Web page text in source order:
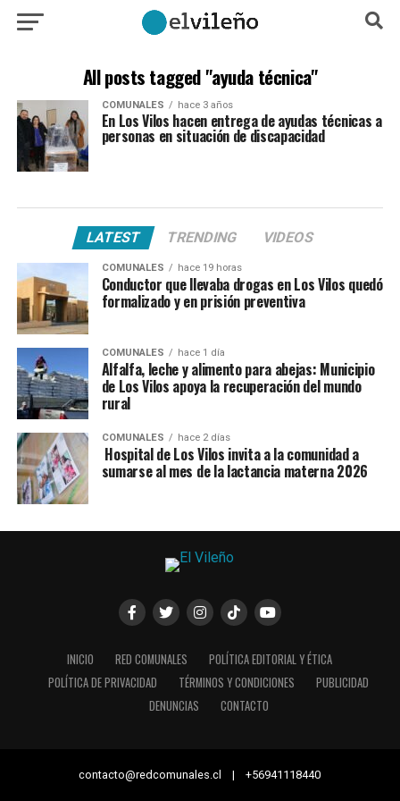
All posts tagged "ayuda técnica"
COMUNALES hace 3 años
En Los Vilos hacen entrega de ayudas técnicas a
personas en situación de discapacidad
LATEST TRENDING VIDEOS
COMUNALES hace 19 horas
Conductor que llevaba drogas en Los Vilos quedó
formalizado y en prisión preventiva
COMUNALES hace 1 día
Alfalfa, leche y alimento para abejas: Municipio
de Los Vilos apoya la recuperación del mundo
rural
COMUNALES hace 2 días
Hospital de Los Vilos invita a la comunidad a
sumarse al mes de la lactancia materna 2026
INICIO RED COMUNALES
POLÍTICA EDITORIAL Y ÉTICA
POLÍTICA DE PRIVACIDAD
TÉRMINOS Y CONDICIONES
PUBLICIDAD
DENUNCIAS
CONTACTO
contacto@redcomunales.cl | +56941118440